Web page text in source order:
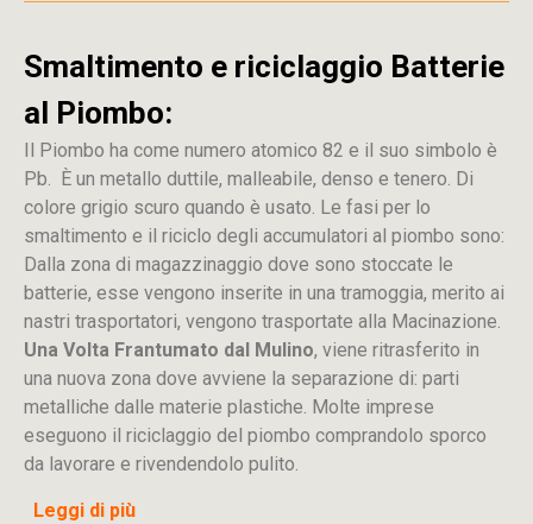
Smaltimento e riciclaggio Batterie
al Piombo:
Il Piombo ha come numero atomico 82 e il suo simbolo è
Pb. È un metallo duttile, malleabile, denso e tenero. Di
colore grigio scuro quando è usato. Le fasi per lo
smaltimento e il riciclo degli accumulatori al piombo sono:
Dalla zona di magazzinaggio dove sono stoccate le
batterie, esse vengono inserite in una tramoggia, merito ai
nastri trasportatori, vengono trasportate alla Macinazione.
Una Volta Frantumato dal Mulino, viene ritrasferito in
una nuova zona dove avviene la separazione di: parti
metalliche dalle materie plastiche. Molte imprese
eseguono il riciclaggio del piombo comprandolo sporco
da lavorare e rivendendolo pulito.
Leggi di più